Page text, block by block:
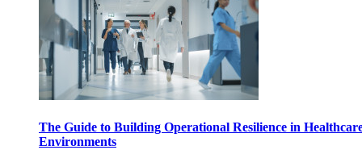
The Guide to Building Operational Resilience in
Environments